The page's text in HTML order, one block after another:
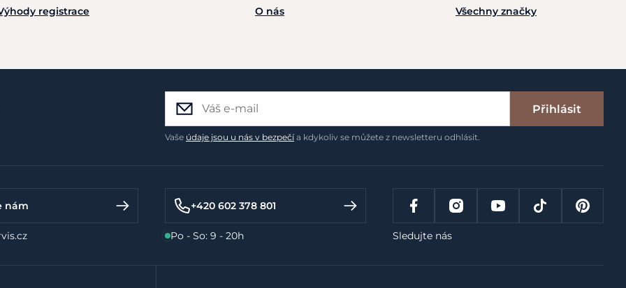
registrace
O nás
Všechny značky
Přihlásit
Vaše údaje jsou u nás v bezpečía kdykoliv se můžete z newsletteru odhlásit.
nám +420 602 378 801
Po - So: 9 - 20h Sledujte nás